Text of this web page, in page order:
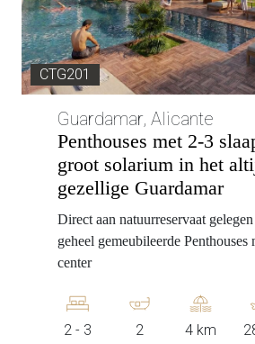
CTG201
Guardamar, Alicante
Penthouses met 2-3
groot solarium in het
gezellige Guardamar
Direct aan natuurreservaat
geheel gemeubileerde Penthouses
center
2 - 3 2 4 km